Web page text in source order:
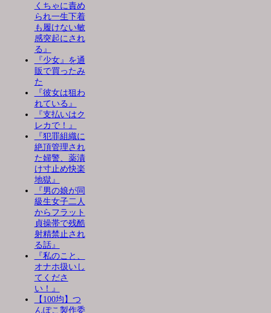
くちゃに責め
られ一生下着
も履けない敏
感突起にされ
る』
『少女』を通
販で買ったみ
た
『彼女は狙わ
れている』
『支払いはク
レカで！』
『犯罪組織に
絶頂管理され
た婦警、薬漬
け寸止め快楽
地獄』
『男の娘が同
級生女子二人
からフラット
貞操帯で残酷
射精禁止され
る話』
『私のこと、
オナホ扱いし
てくださ
い！』
【100均】つ
んぽこ製作委